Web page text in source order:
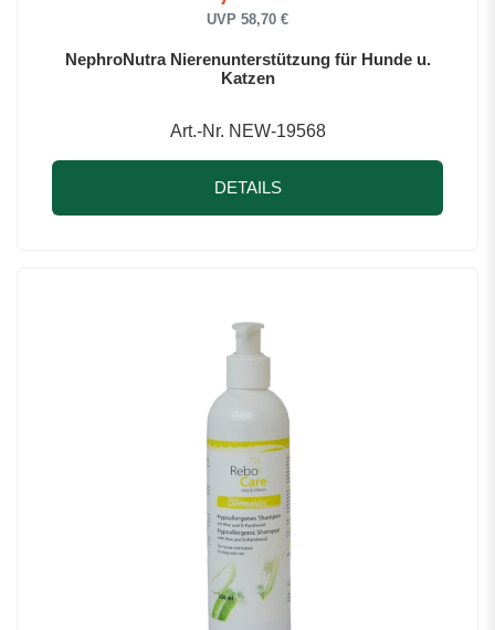
UVP 58,70 €
NephroNutra Nierenunterstützung für Hunde u.
Katzen
Art.-Nr. NEW-19568
DETAILS